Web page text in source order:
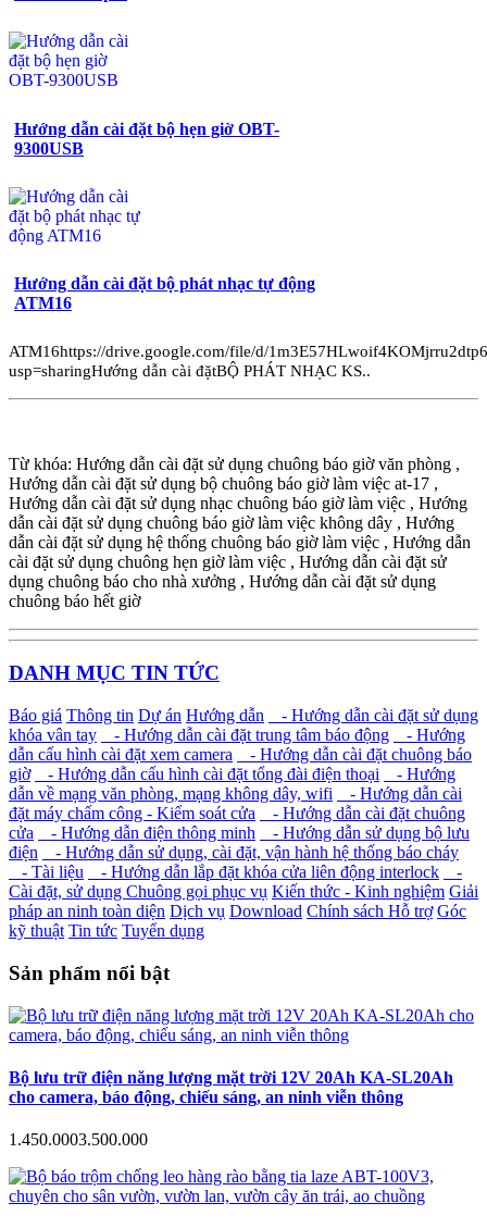
Hướng dẫn cài đặt bộ hẹn giờ OBT-
9300USB
Hướng dẫn cài đặt bộ phát nhạc tự động
ATM16
ATM16https://drive.google.com/file/d/
usp=sharingHướng dẫn cài đặtBỘ PHÁT NHẠC KS..
Từ khóa: Hướng dẫn cài đặt sử dụng chuông báo giờ văn phòng ,
Hướng dẫn cài đặt sử dụng bộ chuông báo giờ làm việc at-17 ,
Hướng dẫn cài đặt sử dụng nhạc chuông báo giờ làm việc , Hướng
dẫn cài đặt sử dụng chuông báo giờ làm việc không dây , Hướng
dẫn cài đặt sử dụng hệ thống chuông báo giờ làm việc , Hướng dẫn
cài đặt sử dụng chuông hẹn giờ làm việc , Hướng dẫn cài đặt sử
dụng chuông báo cho nhà xưởng , Hướng dẫn cài đặt sử dụng
chuông báo hết giờ
DANH MỤC TIN TỨC
Báo giá Thông tin Dự án Hướng dẫn
- Hướng dẫn cài đặt sử dụng
khóa vân tay
- Hướng dẫn cài đặt trung tâm báo động
- Hướng
dẫn cấu hình cài đặt xem camera
- Hướng dẫn cài đặt chuông báo
giờ
- Hướng dẫn cấu hình cài đặt tổng đài điện thoại
- Hướng
dẫn về mạng văn phòng, mạng không dây, wifi
- Hướng dẫn cài
đặt máy chấm công - Kiểm soát cửa
- Hướng dẫn cài đặt chuông
cửa
- Hướng dẫn điện thông minh
- Hướng dẫn sử dụng bộ lưu
điện
- Hướng dẫn sử dụng, cài đặt, vận hành hệ thống báo cháy
- Tài liệu
- Hướng dẫn lắp đặt khóa cửa liên động interlock
-
Cài đặt, sử dụng Chuông gọi phục vụ Kiến thức - Kinh nghiệm Giải
pháp an ninh toàn diện Dịch vụ Download Chính sách Hỗ trợ Góc
kỹ thuật Tin tức Tuyển dụng
Sản phẩm nổi bật
Bộ lưu trữ điện năng lượng mặt trời 12V 20Ah KA-SL20Ah
cho camera, báo động, chiếu sáng, an ninh viễn thông
1.450.0003.500.000